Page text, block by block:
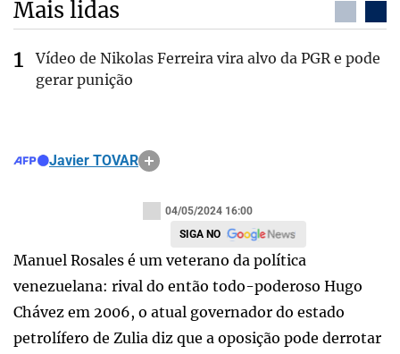
Mais lidas
Vídeo de Nikolas Ferreira vira alvo da PGR e pode
gerar punição
Javier TOVAR
04/05/2024 16:00
SIGA NO
Manuel Rosales é um veterano da política
venezuelana: rival do então todo-poderoso Hugo
Chávez em 2006, o atual governador do estado
petrolífero de Zulia diz que a oposição pode derrotar